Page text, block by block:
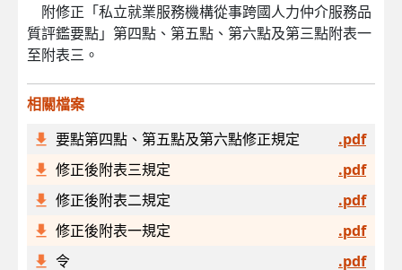
附修正「私立就業服務機構從事跨國人力仲介服務品
質評鑑要點」第四點、第五點、第六點及第三點附表一
至附表三。
相關檔案
要點第四點、第五點及第六點修正規定
.pdf
修正後附表三規定
.pdf
修正後附表二規定
.pdf
修正後附表一規定
.pdf
令
.pdf